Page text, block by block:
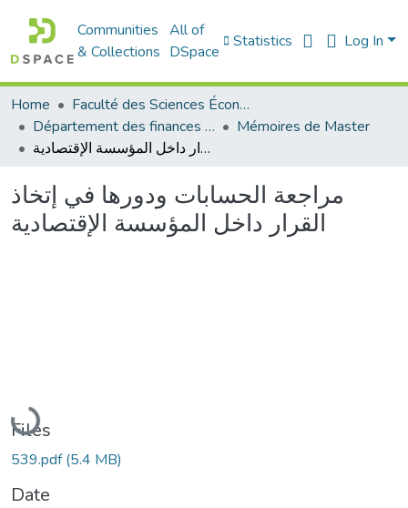
Communities
& Collections
All of
DSpace
Statistics Log In
Home
Faculté des Sciences Économiques Commerciales et des Sciences de Gestion
Département des finances et de comptabilité
Mémoires de Master
مراجعة الحسابات ودورها في إتخاذ القرار داخل المؤسسة الإقتصادية
مراجعة الحسابات ودورها في إتخاذ
القرار داخل المؤسسة الإقتصادية
Loading...
Files
539.pdf(5.4 MB)
Date